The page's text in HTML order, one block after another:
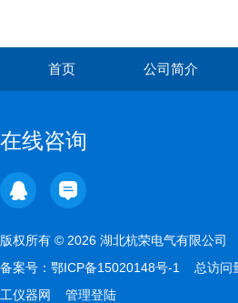
首页 公司简介
在线咨询
版权所有 © 2026 湖北杭荣电气有限公司
备案号： 鄂ICP备15020148号-1 总访问
工仪器网
管理登陆